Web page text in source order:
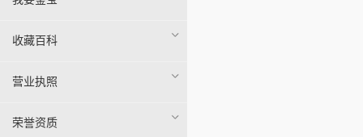
收藏百科
营业执照
荣誉资质